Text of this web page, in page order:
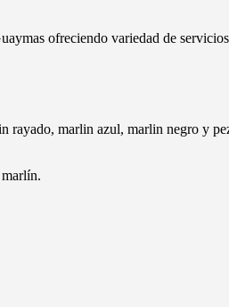
ofreciendo variedad de servicios
rayado, marlin azul, marlin negro y